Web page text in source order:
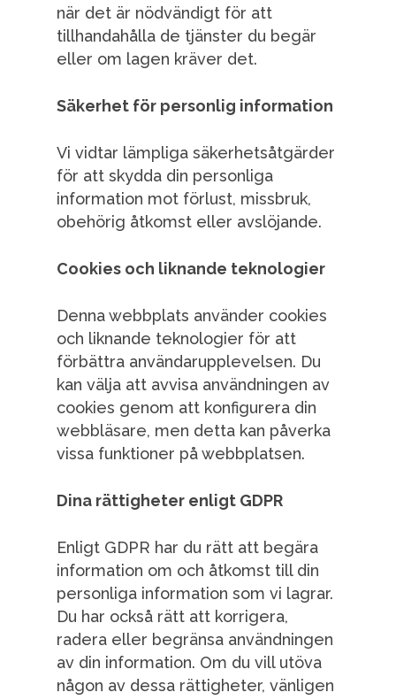
när det är nödvändigt för att
tillhandahålla de tjänster du begär
eller om lagen kräver det.
Säkerhet för personlig information
Vi vidtar lämpliga säkerhetsåtgärder
för att skydda din personliga
information mot förlust, missbruk,
obehörig åtkomst eller avslöjande.
Cookies och liknande teknologier
Denna webbplats använder cookies
och liknande teknologier för att
förbättra användarupplevelsen. Du
kan välja att avvisa användningen av
cookies genom att konfigurera din
webbläsare, men detta kan påverka
vissa funktioner på webbplatsen.
Dina rättigheter enligt GDPR
Enligt GDPR har du rätt att begära
information om och åtkomst till din
personliga information som vi lagrar.
Du har också rätt att korrigera,
radera eller begränsa användningen
av din information. Om du vill utöva
någon av dessa rättigheter, vänligen